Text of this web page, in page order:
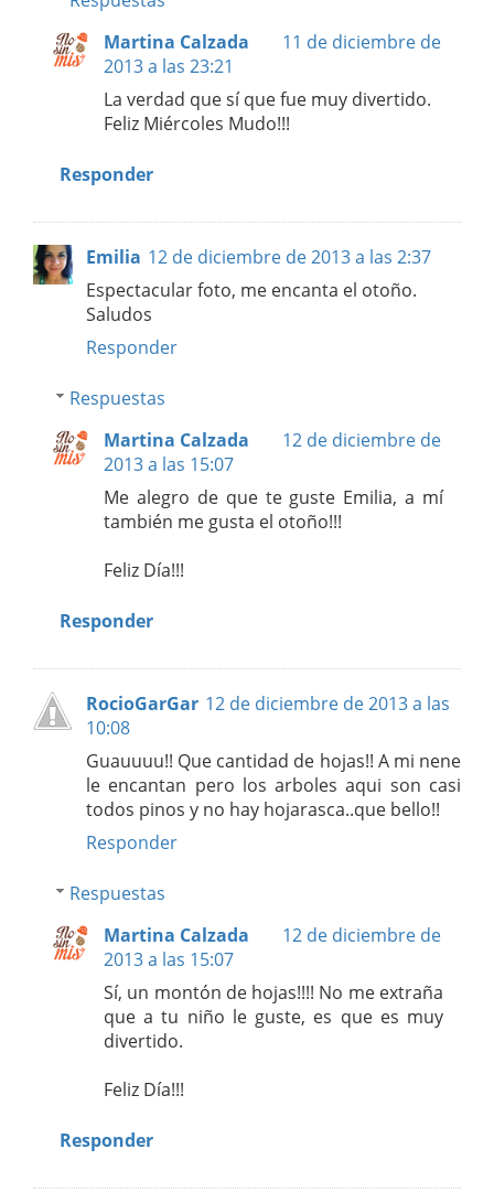
Martina Calzada
11 de diciembre de
2013 a las 23:21
La verdad que sí que fue muy divertido.
Feliz Miércoles Mudo!!!
Responder
Emilia 12 de diciembre de 2013 a las 2:37
Espectacular foto, me encanta el otoño.
Saludos
Responder
Respuestas
Martina Calzada
12 de diciembre de
2013 a las 15:07
Me alegro de que te guste Emilia, a mí
también me gusta el otoño!!!
Feliz Día!!!
Responder
RocioGarGar 12 de diciembre de 2013 a las
10:08
Guauuuu!! Que cantidad de hojas!! A mi nene
le encantan pero los arboles aqui son casi
todos pinos y no hay hojarasca..que bello!!
Responder
Respuestas
Martina Calzada
12 de diciembre de
2013 a las 15:07
Sí, un montón de hojas!!!! No me extraña
que a tu niño le guste, es que es muy
divertido.
Feliz Día!!!
Responder